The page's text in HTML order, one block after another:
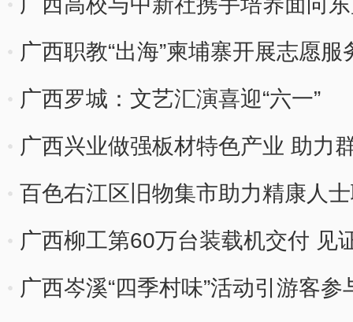
广西职教“出海”柬埔寨开展志愿服
广西罗城：文艺汇演喜迎“六一”
广西兴业做强板材特色产业 助力
百色右江区旧物集市助力精康人
广西柳工第60万台装载机交付 见
广西岑溪“四季村味”活动引游客参